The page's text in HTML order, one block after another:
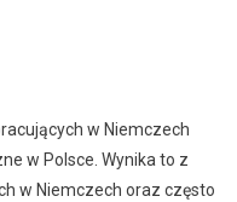
w Niemczech
w Polsce. Wynika to z
w Niemczech oraz często